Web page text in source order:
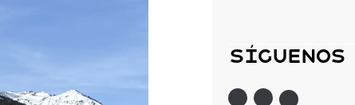
Síguenos